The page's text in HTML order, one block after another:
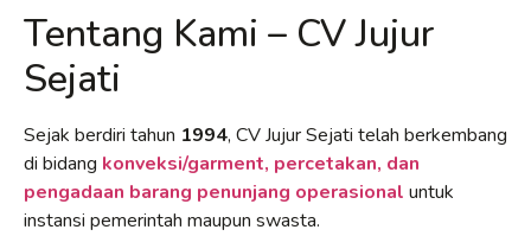
Tentang Kami – CV Jujur
Sejati
Sejak berdiri tahun 1994, CV Jujur Sejati telah berkembang
di bidang konveksi/garment, percetakan, dan
pengadaan barang penunjang operasional untuk
instansi pemerintah maupun swasta.